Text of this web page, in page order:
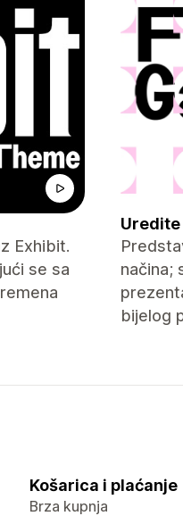
Exhibit.
se sa
načina;
bijelog
Košarica i plaćanje
Brza kupnja